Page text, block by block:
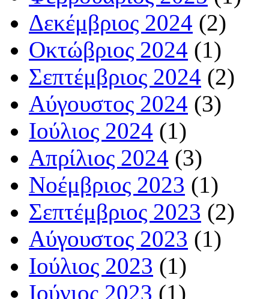
Δεκέμβριος 2024 (2)
Οκτώβριος 2024 (1)
Σεπτέμβριος 2024 (2)
Αύγουστος 2024 (3)
Ιούλιος 2024 (1)
Απρίλιος 2024 (3)
Νοέμβριος 2023 (1)
Σεπτέμβριος 2023 (2)
Αύγουστος 2023 (1)
Ιούλιος 2023 (1)
Ιούνιος 2023 (1)